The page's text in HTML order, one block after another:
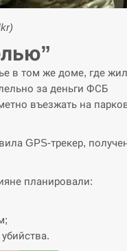
в том же доме, где жил
за деньги ФСБ
въезжать на
GPS-трекер,
планировали: